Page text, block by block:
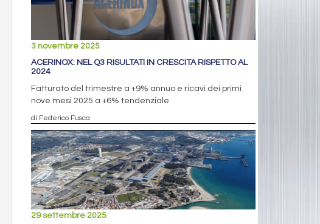
3 novembre 2025
ACERINOX: NEL Q3 RISULTATI IN CRESCITA RISPETTO AL
2024
Fatturato del trimestre a +9% annuo e ricavi dei primi
nove mesi 2025 a +6% tendenziale
di Federico Fusca
29 settembre 2025